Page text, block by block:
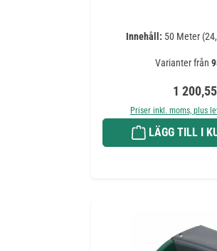
Innehåll: 50 Meter
Varianter från
Ordinarie
1
Priser inkl. moms, plus
LÄGG TILL I